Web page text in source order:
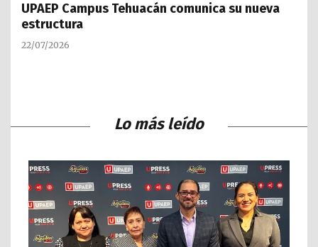
UPAEP Campus Tehuacán comunica su nueva
estructura
22/07/2026
Lo más leído